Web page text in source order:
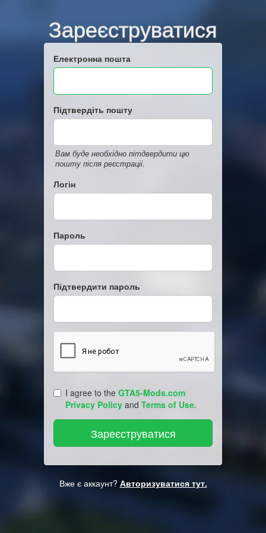
Зареєструватися
Електронна пошта
Підтвердіть пошту
Вам буде необхідно пітдвердити цю
пошту після реєстраціі.
Логін
Пароль
Підтвердити пароль
I agree to the GTA5-Mods.com
Privacy Policy and Terms of Use.
Вже є аккаунт? Авторизуватися тут.